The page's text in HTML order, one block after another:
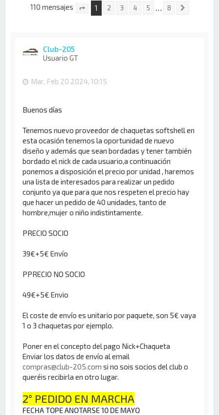
110 mensajes Página1 de8
1 2 3 4 5 … 8
Club-205
Usuario GT
Mar, Feb 20 2024, 10:15
Buenos días
Tenemos nuevo proveedor de chaquetas softshell en
esta ocasión tenemos la oportunidad de nuevo
diseño y además que sean bordadas y tener también
bordado el nick de cada usuario,a continuación
ponemos a disposición el precio por unidad , haremos
una lista de interesados para realizar un pedido
conjunto ya que para que nos respeten el precio hay
que hacer un pedido de 40 unidades, tanto de
hombre,mujer o niño indistintamente.
PRECIO SOCIO
39€+5€ Envío
PPRECIO NO SOCIO
49€+5€ Envio
El coste de envío es unitario por paquete, son 5€ vaya
1 o 3 chaquetas por ejemplo.
Poner en el concepto del pago Nick+Chaqueta
Enviar los datos de envío al email
compras@club-205.com si no sois socios del club o
queréis recibirla en otro lugar.
2° PEDIDO EN MARCHA
FECHA TOPE ANOTARSE 10 DE MAYO